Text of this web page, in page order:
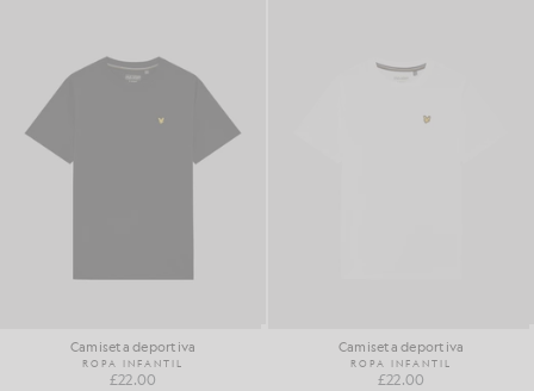
Camiseta deportiva
ROPA INFANTIL
£22.00
Camiseta deportiva
ROPA INFANTIL
£22.00